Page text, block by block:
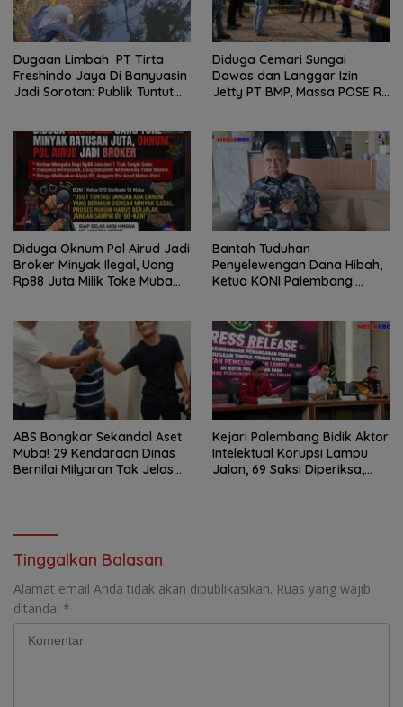
Dugaan Limbah PT Tirta
Freshindo Jaya Di Banyuasin
Jadi Sorotan: Publik Tuntut
Diduga Cemari Sungai
Dawas dan Langgar Izin
Jetty PT BMP, Massa POSE RI
Tuntas
Diduga Oknum Pol Airud Jadi
Broker Minyak Ilegal, Uang
Rp88 Juta Milik Toke Muba
Bantah Tuduhan
Penyelewengan Dana Hibah,
Ketua KONI Palembang:
ABS Bongkar Sekandal Aset
Muba! 29 Kendaraan Dinas
Bernilai Milyaran Tak Jelas
Kejari Palembang Bidik Aktor
Intelektual Korupsi Lampu
Jalan, 69 Saksi Diperiksa,
Tinggalkan Balasan
Alamat email Anda tidak akan dipublikasikan. Ruas yang wajib
ditandai *